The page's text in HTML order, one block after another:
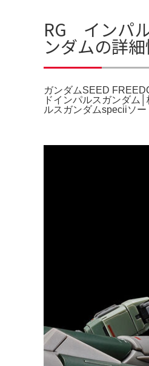
RG インパル
ンダムの詳
ガンダムSEED
ドインパルスガンダム
ルスガンダムspeciiソ